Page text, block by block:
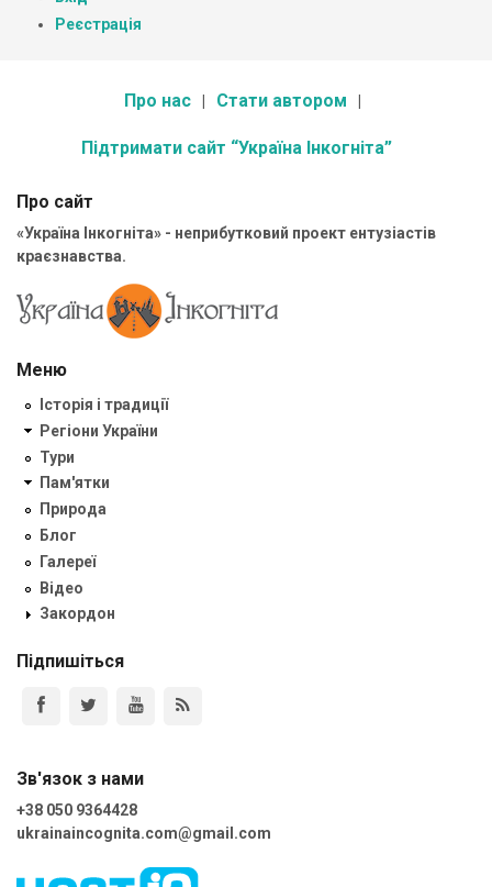
Реєстрація
Про нас Стати автором
Підтримати сайт “Україна Інкогніта”
Про сайт
«Україна Інкогніта» - неприбутковий проект ентузіастів
краєзнавства.
Меню
Історія і традиції
Регіони України
Тури
Пам'ятки
Природа
Блог
Галереї
Відео
Закордон
Підпишіться
Зв'язок з нами
+38 050 9364428
ukrainaincognita.com@gmail.com